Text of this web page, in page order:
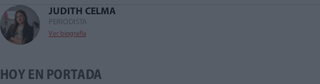
JUDITH CELMA
PERIODISTA
Ver biografía
HOY EN PORTADA